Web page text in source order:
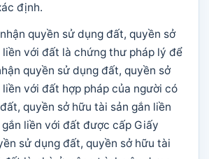
định.
quyền sử dụng đất, quyền sở
liền với đất là chứng thư pháp lý để
quyền sử dụng đất, quyền sở
với đất hợp pháp của người có
quyền sở hữu tài sản gắn liền
liền với đất được cấp Giấy
sử dụng đất, quyền sở hữu tài